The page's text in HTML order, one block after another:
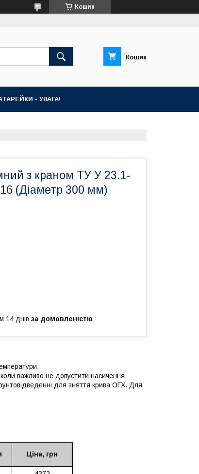
Кошик
Кошик
- УВАГА!
з краном ТУ У 23.1-
(Діаметр 300 мм)
14 днів за домовленістю
коли важливо не допустити насичення
для зняття крива ОГХ. Для
Ціна, грн